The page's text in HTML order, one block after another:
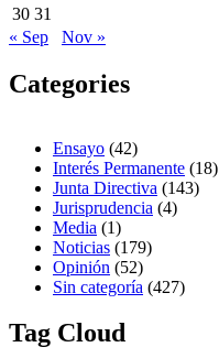
30 31
« Sep
Nov »
Categories
Ensayo (42)
Interés Permanente (18)
Junta Directiva (143)
Jurisprudencia (4)
Media (1)
Noticias (179)
Opinión (52)
Sin categoría (427)
Tag Cloud